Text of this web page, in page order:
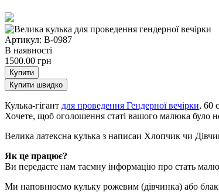
Артикул: B-0987
В наявності
1500.00 грн
Купити
Купити швидко
Кулька-гігант для проведення Гендерної вечірки, 60
Хочете, щоб оголошення статі вашого малюка було
Велика латексна кулька з написаи Хлопчик чи
Як це працює?
Ви передаєте нам таємну інформацію про стать
Ми наповнюємо кульку рожевим (дівчинка) або